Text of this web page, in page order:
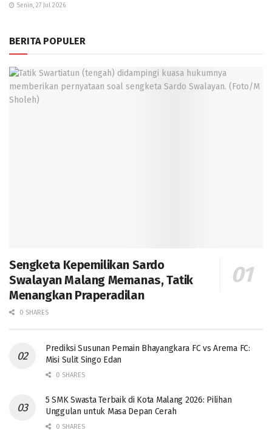
Senin, 27 Jul 2026
BERITA POPULER
Sengketa Kepemilikan Sardo
Swalayan Malang Memanas, Tatik
Menangkan Praperadilan
0 SHARES
Prediksi Susunan Pemain Bhayangkara FC vs Arema FC:
Misi Sulit Singo Edan
0 SHARES
5 SMK Swasta Terbaik di Kota Malang 2026: Pilihan
Unggulan untuk Masa Depan Cerah
0 SHARES